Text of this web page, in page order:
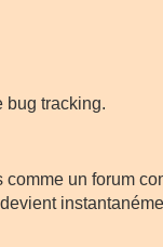
tracking.
comme un forum